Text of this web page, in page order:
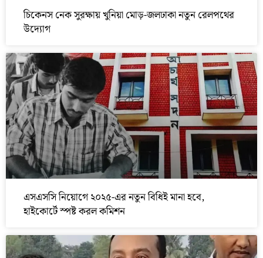
চিকেনস নেক সুরক্ষায় খুনিয়া মোড়-জলঢাকা নতুন রেলপথের
উদ্যোগ
এসএসসি নিয়োগে ২০২৫-এর নতুন বিধিই মানা হবে,
হাইকোর্টে স্পষ্ট করল কমিশন